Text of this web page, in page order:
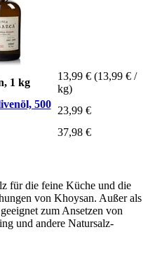
1 kg
13,99 € (13,99 € /
kg)
500
23,99 €
37,98 €
für die feine Küche und die
von Khoysan. Außer als
zum Ansetzen von
und andere Natursalz-